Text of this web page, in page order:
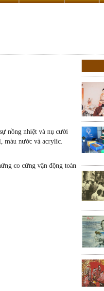
nồng nhiệt và nụ cười
màu nước và acrylic.
co cứng vận động toàn